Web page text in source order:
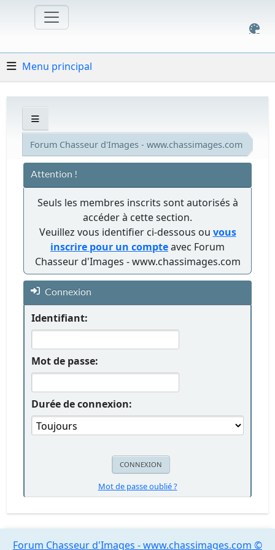
Menu principal
Forum Chasseur d'Images - www.chassimages.com
Attention !
Seuls les membres inscrits sont autorisés à
accéder à cette section.
Veuillez vous identifier ci-dessous ou vous
inscrire pour un compteavec Forum
Chasseur d'Images - www.chassimages.com
Connexion
Identifiant:
Mot de passe:
Durée de connexion:
Mot de passe oublié ?
Forum Chasseur d'Images - www.chassimages.com ©